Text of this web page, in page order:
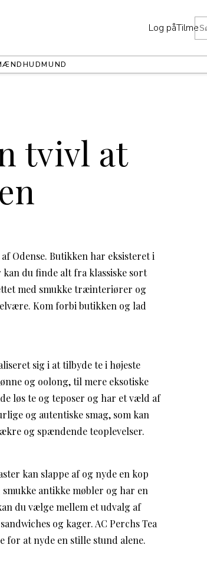
Log påTilmeld
HUDMUND
tvivl at
Odense. Butikken har eksisteret i
du finde alt fra klassiske sort
med smukke træinteriører og
Kom forbi butikken og lad
sig i at tilbyde te i højeste
og oolong, til mere eksotiske
løs te og teposer og har et væld af
og autentiske smag, som kan
og spændende teoplevelser.
kan slappe af og nyde en kop
antikke møbler og har en
du vælge mellem et udvalg af
og kager. AC Perchs Tea
for at nyde en stille stund alene.